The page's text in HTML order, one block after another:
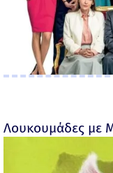
Λουκουμάδες με